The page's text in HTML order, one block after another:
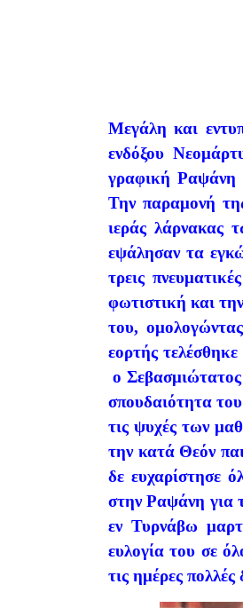
Μεγάλη και
ενδόξου
γραφική Ραψάνη
Την παραμονή
ιεράς λάρνακας
εψάλησαν τα
τρεις
φωτιστική και
του,
εορτής
ο Σεβασμιώτατος
σπουδαιότητα
τις ψυχές των
την κατά Θεόν
δε ευχαρίστησε
στην Ραψάνη για
εν Τυρνάβω
ευλογία του σε
τις ημέρες